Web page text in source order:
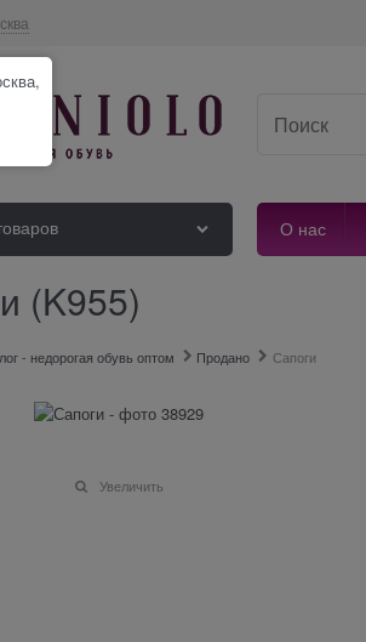
О нас
(K955)
- недорогая обувь оптом Продано Сапоги
Увеличить